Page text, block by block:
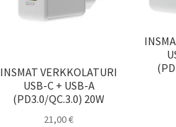
INSMAT VERKKOLATURI
USB-C + USB-A
(PD3.0/QC.3.0) 20W
21,00€